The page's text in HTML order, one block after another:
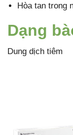
Hòa tan trong
Dạng
Dung dịch tiêm